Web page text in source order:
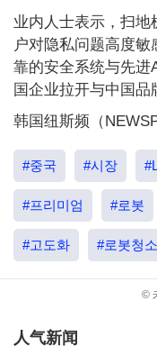
业内人士表示，扫地
户对隐私问题高度
靠的安全系统与先进
国企业拉开与中国品
韩国纽斯频（
#중국 #시장
#프리미엄 #로봇
#고도화 #로봇청
©
人气新闻